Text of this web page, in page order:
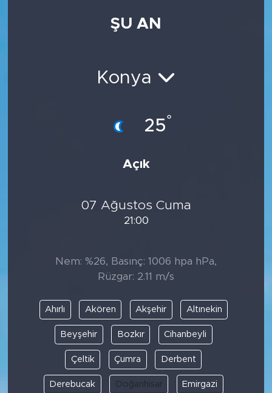
ŞU AN
Konya
25°
Açık
07 Ağustos Cuma
21:00
Nem: %26, Basınç: 1006 hpa hPa,
Rüzgar: 2.11 m/s
Ahırlı Akören Akşehir Altınekin
Beyşehir Bozkır Cihanbeyli
Çeltik Çumra Derbent
Derebucak Doğanhisar Emirgazi